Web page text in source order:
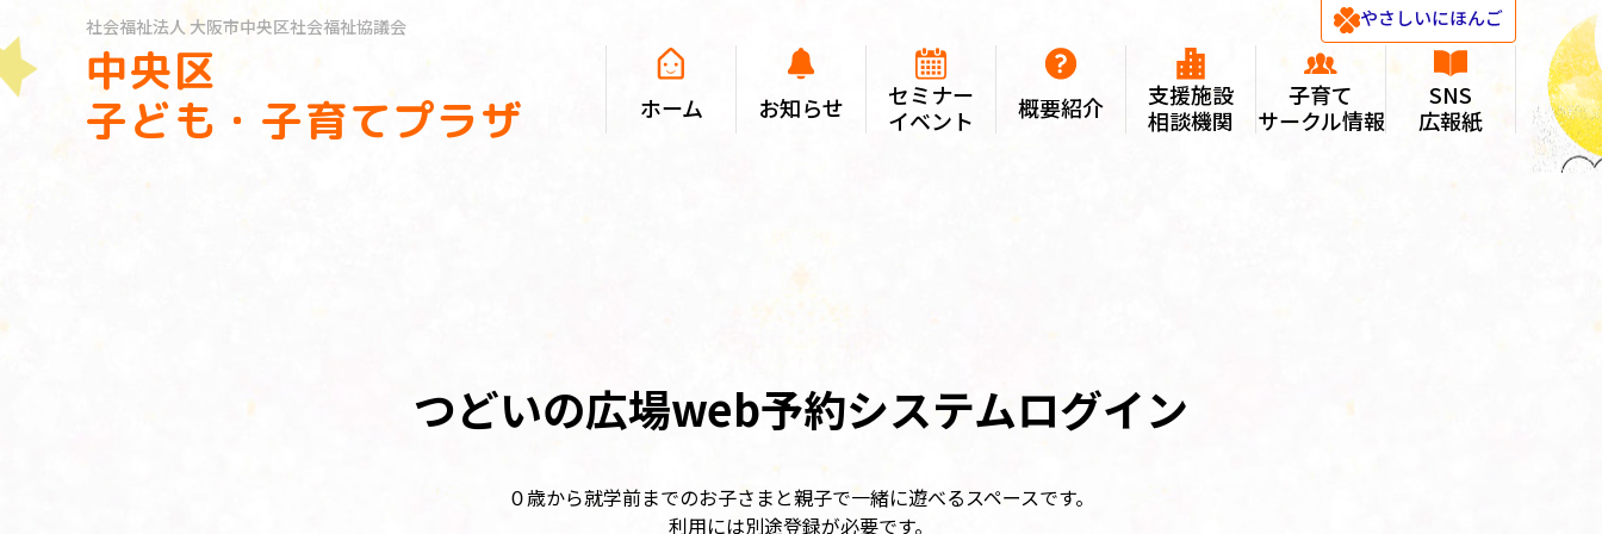
社会福祉法人大阪市中央区社会福祉協議会
中央区
子ども・子育てプラザ
やさしいにほんご
ホーム お知らせ
セミナー
イベント
概要紹介
支援施設
相談機関
子育て
サークル情報
SNS
広報紙
つどいの広場web予約システムログイン
０歳から就学前までのお子さまと親子で一緒に遊べるスペースです。
利用には別途登録が必要です。